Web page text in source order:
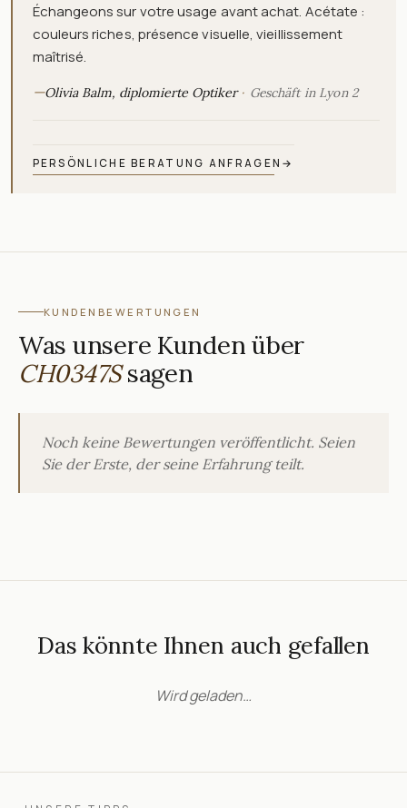
Échangeons sur votre usage avant achat. Acétate :
couleurs riches, présence visuelle, vieillissement
maîtrisé.
—Olivia Balm, diplomierte Optiker Geschäft in Lyon 2
PERSÖNLICHE BERATUNG ANFRAGEN →
KUNDENBEWERTUNGEN
Was unsere Kunden über
CH0347Ssagen
Noch keine Bewertungen veröffentlicht. Seien
Sie der Erste, der seine Erfahrung teilt.
Das könnte Ihnen auch gefallen
Wird geladen…